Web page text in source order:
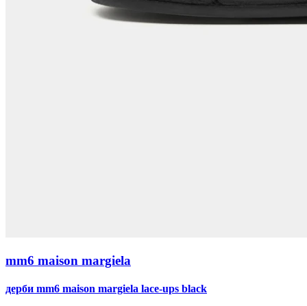
mm6 maison margiela
дерби mm6 maison margiela lace-ups black